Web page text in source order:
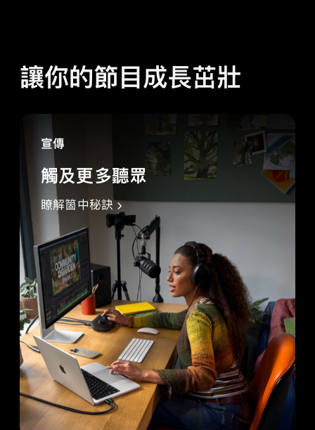
讓你的節目成長茁壯
宣傳
觸及更多聽眾
瞭解箇中秘訣